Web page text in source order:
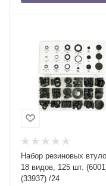
Набор резиновых
18 видов, 125 шт.
(33937) /24